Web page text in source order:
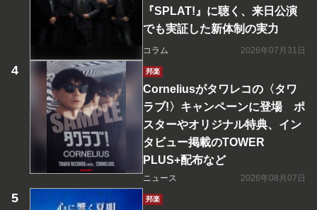
『SPLAT!』に聴く、来日公演
でも実証した新体制の実力
コラム 2026年07月31日
邦楽
Corneliusがタワレコの〈タワ
ラブ!〉キャンペーンに登場 ポ
スターやオリジナル特典、イン
タビュー掲載のTOWER
PLUS+配布など
ニュース 2026年08月07日
邦楽